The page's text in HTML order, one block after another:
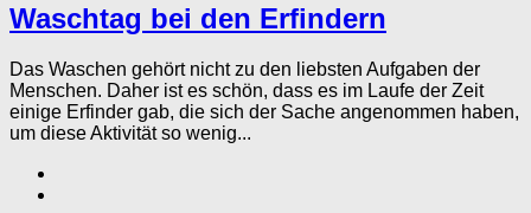
Waschtag bei den Erfindern
Das Waschen gehört nicht zu den liebsten Aufgaben der
Menschen. Daher ist es schön, dass es im Laufe der Zeit
einige Erfinder gab, die sich der Sache angenommen haben,
um diese Aktivität so wenig...